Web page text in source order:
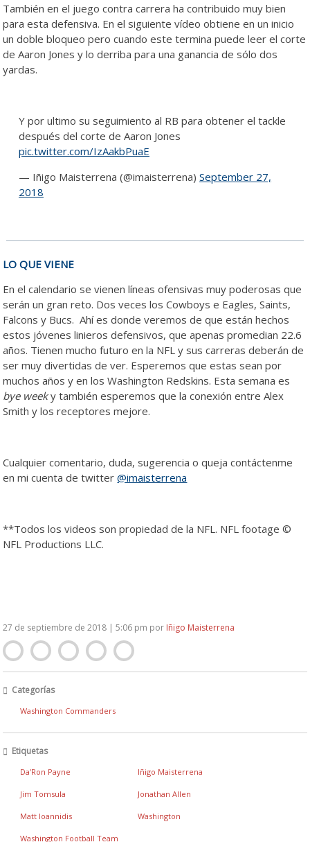
También en el juego contra carrera ha contribuido muy bien
para esta defensiva. En el siguiente vídeo obtiene en un inicio
un doble bloqueo pero cuando este termina puede leer el corte
de Aaron Jones y lo derriba para una ganancia de sólo dos
yardas.
Y por ultimo su seguimiento al RB para obtener el tackle
después del corte de Aaron Jones
pic.twitter.com/IzAakbPuaE
— Iñigo Maisterrena (@imaisterrena) September 27,
2018
LO QUE VIENE
En el calendario se vienen líneas ofensivas muy poderosas que
serán un gran reto. Dos veces los Cowboys e Eagles, Saints,
Falcons y Bucs. Ahí es donde veremos de que están hechos
estos jóvenes linieros defensivos, que apenas promedian 22.6
años. Tienen mucho futuro en la NFL y sus carreras deberán de
ser muy divertidas de ver. Esperemos que estas sean por
muchos años y en los Washington Redskins. Esta semana es
bye weeky también esperemos que la conexión entre Alex
Smith y los receptores mejore.
Cualquier comentario, duda, sugerencia o queja contáctenme
en mi cuenta de twitter@imaisterrena
**Todos los videos son propiedad de la NFL. NFL footage ©
NFL Productions LLC.
27 de septiembre de 2018 | 5:06 pm por Iñigo Maisterrena
Categorías
Washington Commanders
Etiquetas
Da'Ron Payne Iñigo Maisterrena
Jim Tomsula Jonathan Allen
Matt Ioannidis Washington
Washington Football Team